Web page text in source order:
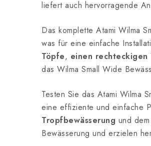
liefert auch hervorragende
Das komplette Atami Wilma
was für eine einfache
Töpfe, einen rechteckigen
das Wilma Small Wide
Testen Sie das Atami Wilma
eine effiziente und einfache
Tropfbewässerung und dem
Bewässerung und erzielen